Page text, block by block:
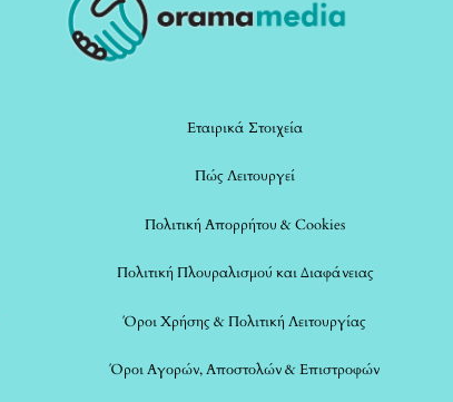
To
Εταιρικά Στοιχεία
Πώς Λειτουργεί
Πολιτική Απορρήτου & Cookies
Πολιτική Πλουραλισμού και Διαφάνειας
Όροι Χρήσης & Πολιτική Λειτουργίας
Όροι Αγορών, Αποστολών & Επιστροφών